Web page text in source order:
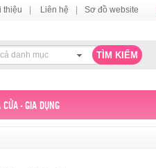
thiệu Liên hệ Sơ đồ website
danh mục
- GIA DỤNG